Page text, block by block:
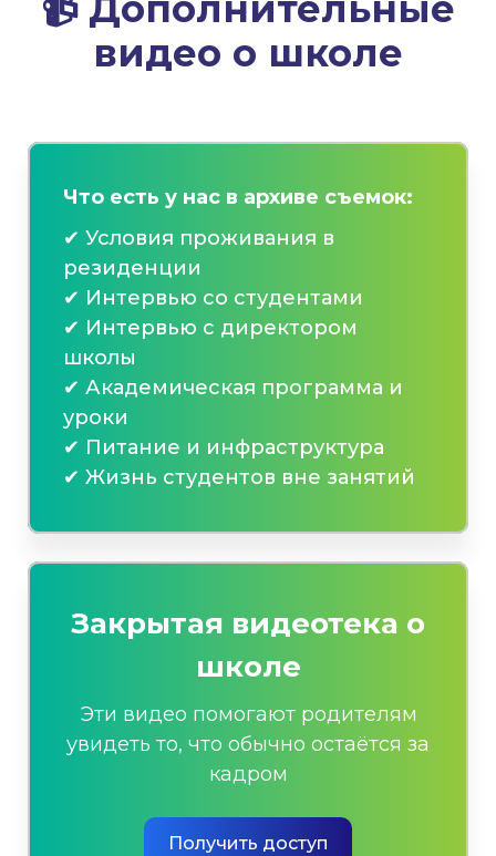
видео о школе
Что есть у нас в архиве съемок:
✔ Условия проживания в
резиденции
✔ Интервью со студентами
✔ Интервью с директором
школы
✔ Академическая программа и
уроки
✔ Питание и инфраструктура
✔ Жизнь студентов вне занятий
Закрытая видеотека о
школе
Эти видео помогают родителям
увидеть то, что обычно остаётся за
кадром
Получить доступ